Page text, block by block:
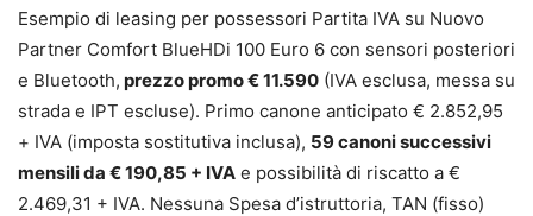
Esempio di leasing per possessori Partita IVA su Nuovo
Partner Comfort BlueHDi 100 Euro 6 con sensori posteriori
e Bluetooth, prezzo promo € 11.590 (IVA esclusa, messa su
strada e IPT escluse). Primo canone anticipato € 2.852,95
+ IVA (imposta sostitutiva inclusa), 59 canoni successivi
mensili da € 190,85 + IVA e possibilità di riscatto a €
2.469,31 + IVA. Nessuna Spesa d’istruttoria, TAN (fisso)